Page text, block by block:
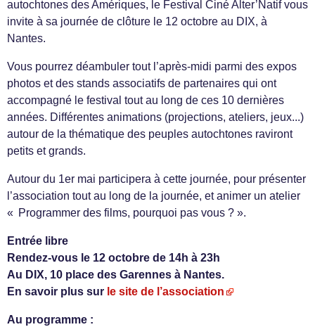
autochtones des Amériques, le Festival Ciné Alter’Natif vous
invite à sa journée de clôture le 12 octobre au DIX, à
Nantes.
Vous pourrez déambuler tout l’après-midi parmi des expos
photos et des stands associatifs de partenaires qui ont
accompagné le festival tout au long de ces 10 dernières
années. Différentes animations (projections, ateliers, jeux...)
autour de la thématique des peuples autochtones raviront
petits et grands.
Autour du 1er mai participera à cette journée, pour présenter
l’association tout au long de la journée, et animer un atelier
« Programmer des films, pourquoi pas vous ? ».
Entrée libre
Rendez-vous le 12 octobre de 14h à 23h
Au DIX, 10 place des Garennes à Nantes.
En savoir plus sur le site de l’association
Au programme :